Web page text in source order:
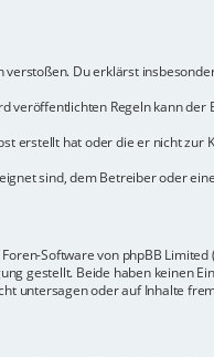
Du erklärst
veröffentlichten Regeln kann der
erstellt hat oder die er nicht zur
sind, dem Betreiber oder
Software von phpBB
gestellt. Beide haben keinen
untersagen oder auf Inhalte